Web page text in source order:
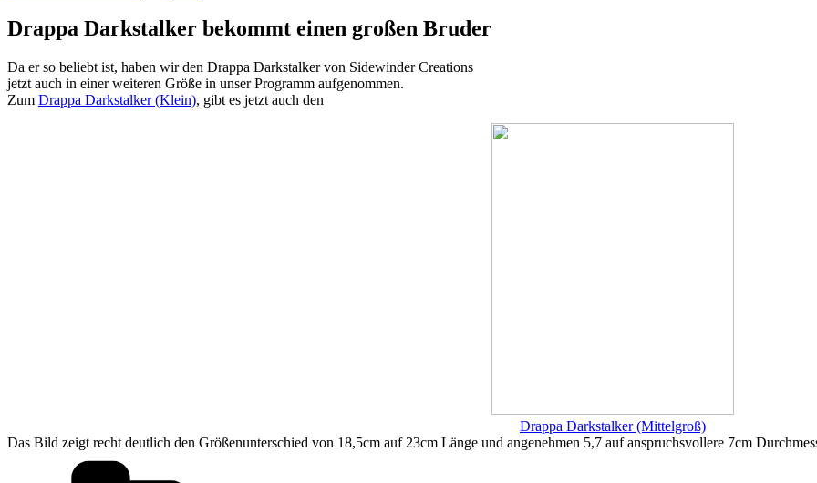
Drappa Darkstalker bekommt einen großen Bruder
Da er so beliebt ist, haben wir den Drappa Darkstalker von Sidewinder Creations
jetzt auch in einer weiteren Größe in unser Programm aufgenommen.
Zum Drappa Darkstalker (Klein), gibt es jetzt auch den
Drappa Darkstalker (Mittelgroß)
Das Bild zeigt recht deutlich den Größenunterschied von 18,5cm auf 23cm Länge und angenehmen 5,7 auf anspruchsvollere 7cm